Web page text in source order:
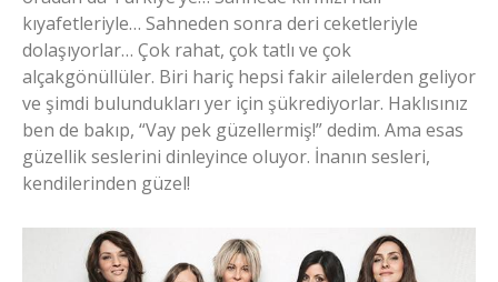
kıyafetleriyle… Sahneden sonra deri ceketleriyle
dolaşıyorlar… Çok rahat, çok tatlı ve çok
alçakgönüllüler. Biri hariç hepsi fakir ailelerden geliyor
ve şimdi bulundukları yer için şükrediyorlar. Haklısınız
ben de bakıp, “Vay pek güzellermiş!” dedim. Ama esas
güzellik seslerini dinleyince oluyor. İnanın sesleri,
kendilerinden güzel!